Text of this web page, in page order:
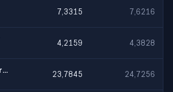
7,3315 7,6216
4,2159 4,3828
Tschechische Krone 23,7845 24,7256